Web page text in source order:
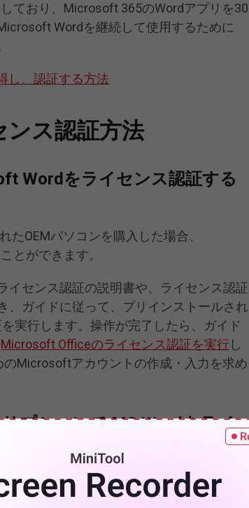
ており、Microsoft 365のWordアプリを30
Wordを継続して使用するために
し、認証する方法
ス認証方法
Wordをライセンス認証する
たOEMパソコンを購入した場合、
とができます。
イセンス認証の説明書や、ライセンス認証
、ガイドに従って、プリインストールされ
実行します。操作が完了したら、ガイド
Microsoft Officeのライセンス認証を実行し
Microsoftアカウントの作成・入力を求め
プションで MS Wordをライ
を購入すると、Word、Excel、
Officeアプリを入手できます。Microsoft